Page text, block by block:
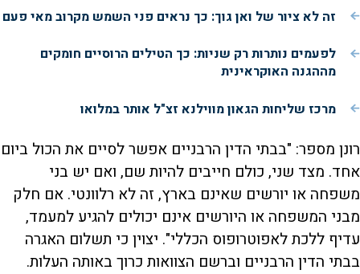
זה לא ציור של ואן גוך: כך נראים פני השמש מקרוב מאי פעם
לפעמים נותרות רק שניות: כך הטילים הרוסיים חומקים
מההגנה האוקראינית
מרכז שליחות הגאון מווילנא זצ"ל אותר במלואו
רונן מספר: "בבתי הדין הרבניים אפשר לסיים את הכול ביום
אחד. מצד שני, כולם חייבים להיות שם, ואם יש בני
משפחה או יורשים שאינם בארץ, זה לא רלוונטי. אם חלק
מבני המשפחה או היורשים אינם יכולים להגיע למעמד,
עדיף ללכת לאפוטרופוס הכללי". יצוין כי תשלום האגרה
בבתי הדין הרבניים וברשם הצוואות כרוך באותה העלות.